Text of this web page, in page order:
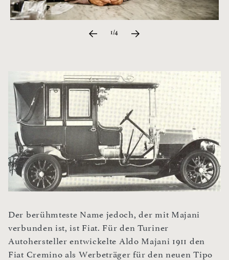
1/4
Der berühmteste Name jedoch, der mit Majani
verbunden ist, ist Fiat. Für den Turiner
Autohersteller entwickelte Aldo Majani 1911 den
Fiat Cremino als Werbeträger für den neuen Tipo